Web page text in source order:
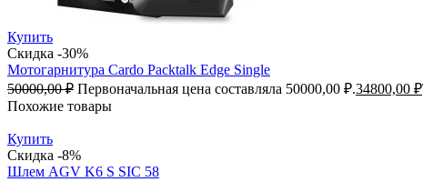
Купить
Скидка -30%
Мотогарнитура Cardo Packtalk Edge Single
50000,00₽ Первоначальная цена составляла 50000,00 ₽.34800,00 ₽
Похожие товары
Купить
Скидка -8%
Шлем AGV K6 S SIC 58